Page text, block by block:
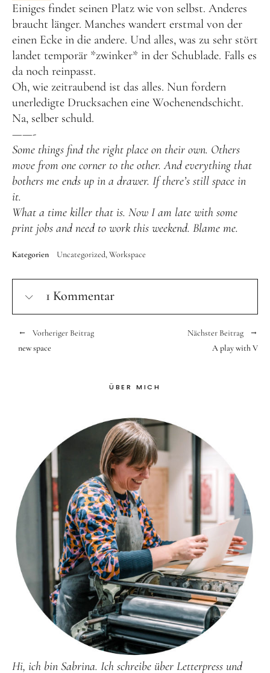
Einiges findet seinen Platz wie von selbst. Anderes
braucht länger. Manches wandert erstmal von der
einen Ecke in die andere. Und alles, was zu sehr stört
landet temporär *zwinker* in der Schublade. Falls es
da noch reinpasst.
Oh, wie zeitraubend ist das alles. Nun fordern
unerledigte Drucksachen eine Wochenendschicht.
Na, selber schuld.
——-
Some things find the right place on their own. Others
move from one corner to the other. And everything that
bothers me ends up in a drawer. If there’s still space in
it.
What a time killer that is. Now I am late with some
print jobs and need to work this weekend. Blame me.
Kategorien Uncategorized Workspace
1 Kommentar
Vorheriger Beitrag
new space
Nächster Beitrag
A play with V
ÜBER MICH
Hi, ich bin Sabrina. Ich schreibe über Letterpress und